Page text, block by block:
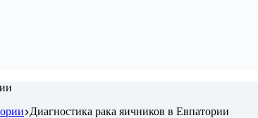
Диагностика рака яичников в Евпатории